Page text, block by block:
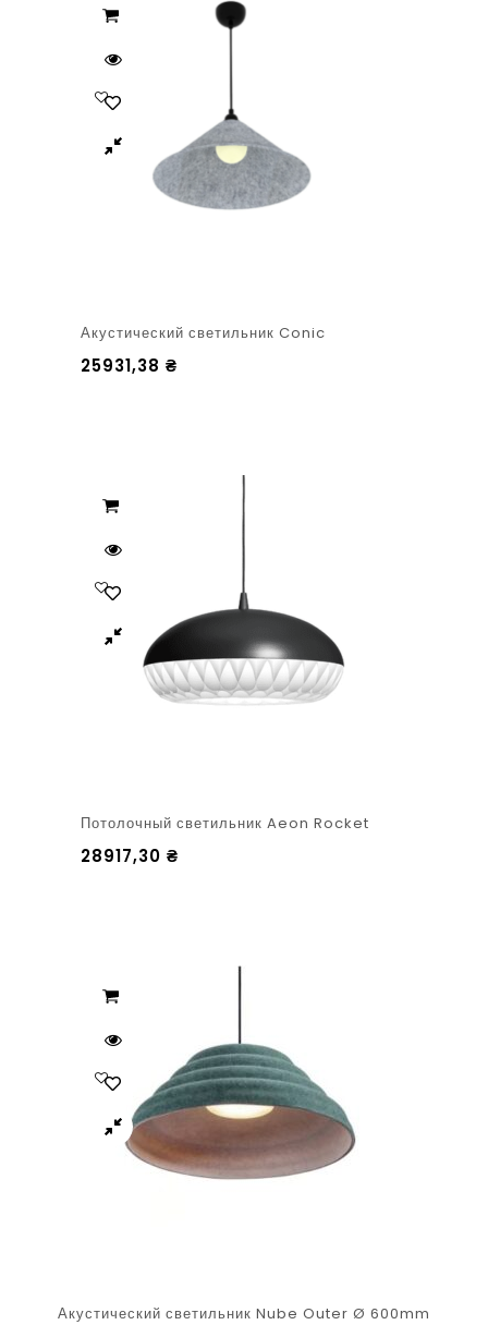
Акустический светильник Conic
25931,38 ₴
Потолочный светильник Aeon Rocket
28917,30 ₴
Акустический светильник Nube Outer Ø 600mm